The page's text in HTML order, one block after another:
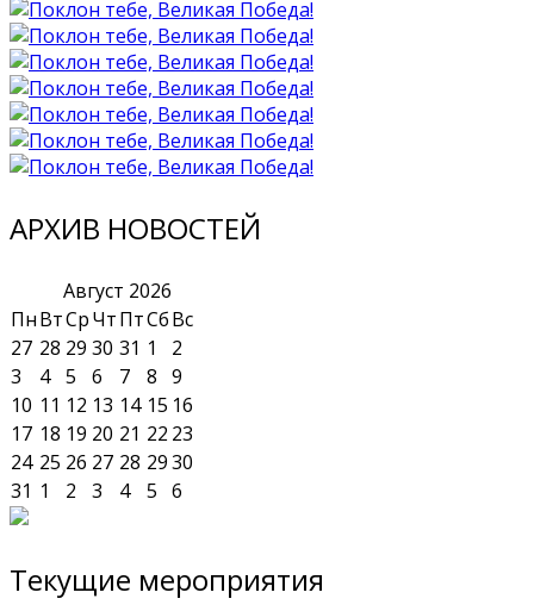
АРХИВ НОВОСТЕЙ
Август 2026
ПнВтСрЧтПтСбВс
27 28 29 30 31 1
2
3
4 5 6 7 8 9
10 11 12 13 14 15 16
17 18 19 20 21 22 23
24 25 26 27 28 2930
31 1 2 3 4 5 6
Текущие мероприятия